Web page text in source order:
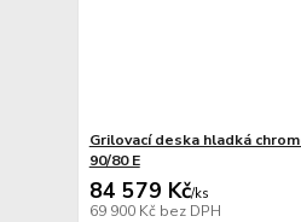
Grilovací deska hladká
90/80 E
84 579 Kč/ks
69 900 Kč bez DPH